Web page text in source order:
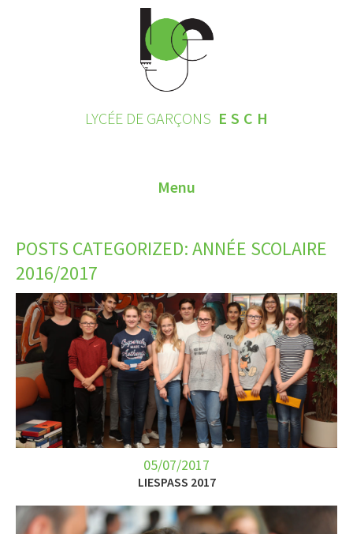
LYCÉE DE GARÇONS ESCH
Menu
CONTACT
INSCRIPTIONS 2026
LE LYCÉE
LET’S GO SCIENCE
ACTUALITÉ
AGENDA
SERVICES
POSTS CATEGORIZED:ANNÉE SCOLAIRE
2016/2017
05/07/2017
LIESPASS 2017